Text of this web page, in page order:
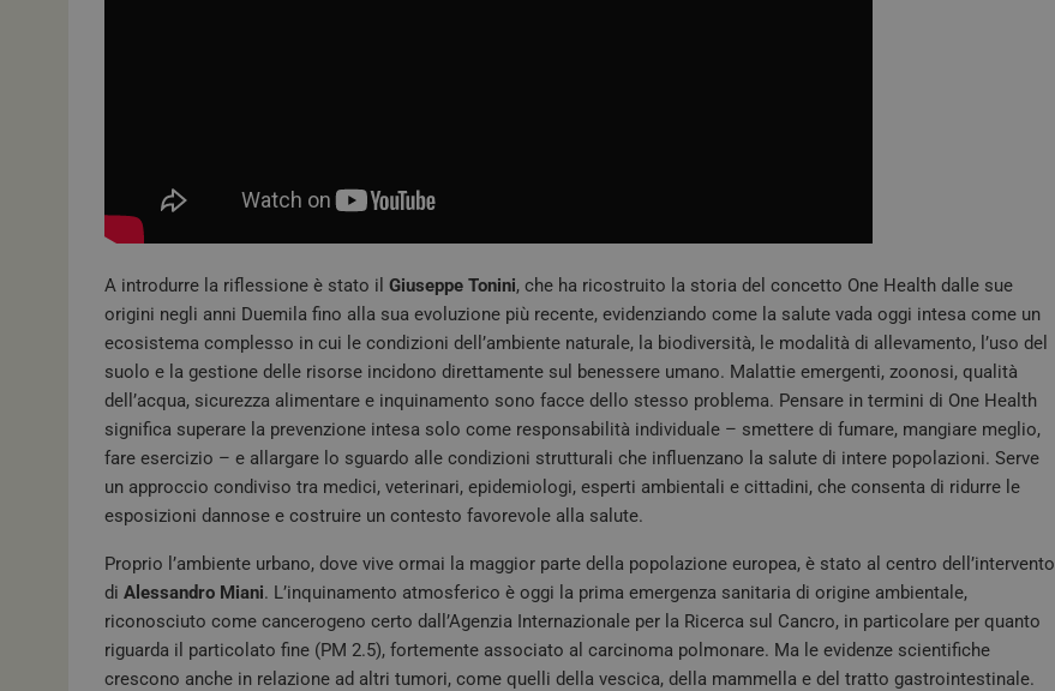
A introdurre la riflessione è stato il Giuseppe Tonini, che ha ricostruito la storia del concetto One Health dalle sue
origini negli anni Duemila fino alla sua evoluzione più recente, evidenziando come la salute vada oggi intesa come un
ecosistema complesso in cui le condizioni dell’ambiente naturale, la biodiversità, le modalità di allevamento, l’uso del
suolo e la gestione delle risorse incidono direttamente sul benessere umano. Malattie emergenti, zoonosi, qualità
dell’acqua, sicurezza alimentare e inquinamento sono facce dello stesso problema. Pensare in termini di One Health
significa superare la prevenzione intesa solo come responsabilità individuale – smettere di fumare, mangiare meglio,
fare esercizio – e allargare lo sguardo alle condizioni strutturali che influenzano la salute di intere popolazioni. Serve
un approccio condiviso tra medici, veterinari, epidemiologi, esperti ambientali e cittadini, che consenta di ridurre le
esposizioni dannose e costruire un contesto favorevole alla salute.
Proprio l’ambiente urbano, dove vive ormai la maggior parte della popolazione europea, è stato al centro dell’intervento
di Alessandro Miani. L’inquinamento atmosferico è oggi la prima emergenza sanitaria di origine ambientale,
riconosciuto come cancerogeno certo dall’Agenzia Internazionale per la Ricerca sul Cancro, in particolare per quanto
riguarda il particolato fine (PM 2.5), fortemente associato al carcinoma polmonare. Ma le evidenze scientifiche
crescono anche in relazione ad altri tumori, come quelli della vescica, della mammella e del tratto gastrointestinale.